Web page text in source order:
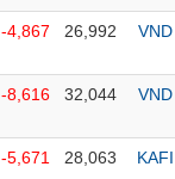
-4,867 26,992 VND
-8,616 32,044 VND
-5,671 28,063 KAFI